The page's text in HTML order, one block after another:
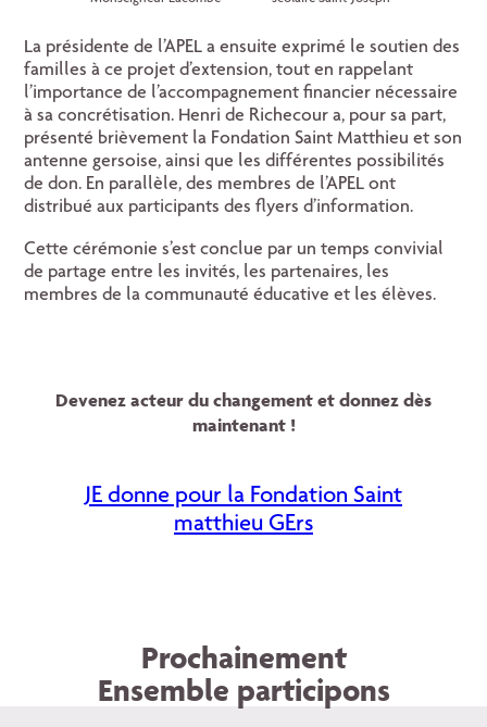
La présidente de l’APEL a ensuite exprimé le soutien des
familles à ce projet d’extension, tout en rappelant
l’importance de l’accompagnement financier nécessaire
à sa concrétisation. Henri de Richecour a, pour sa part,
présenté brièvement la Fondation Saint Matthieu et son
antenne gersoise, ainsi que les différentes possibilités
de don. En parallèle, des membres de l’APEL ont
distribué aux participants des flyers d’information.
Cette cérémonie s’est conclue par un temps convivial
de partage entre les invités, les partenaires, les
membres de la communauté éducative et les élèves.
Devenez acteur du changement et donnez dès
maintenant !
JE donne pour la Fondation Saint
matthieu GErs
Prochainement
Ensemble participons